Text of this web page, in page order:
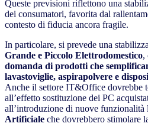
Queste previsioni riflettono una
dei consumatori, favorita dal
contesto di fiducia ancora fragile.
In particolare, si prevede una
Grande e Piccolo Elettrodomestico,
domanda di prodotti che
lavastoviglie, aspirapolvere e
Anche il settore IT&Office dovrebbe
all’effetto sostituzione dei PC
all’introduzione di nuove funzionalità
Artificiale che dovrebbero stimolare